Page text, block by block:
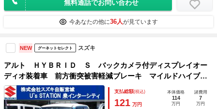
無料通話でお問い合わせ
今あなたの他に36人が見ています
NEW グーネットセレクト スズキ
アルト ＨＹＢＲＩＤ Ｓ バックカメラ付ディスプレイオー
ディオ装着車 前方衝突被害軽減ブレーキ マイルドハイブリ
ッド
支払総額(税込)
121 万円
本体価格
114
万円
諸費用
7
万円